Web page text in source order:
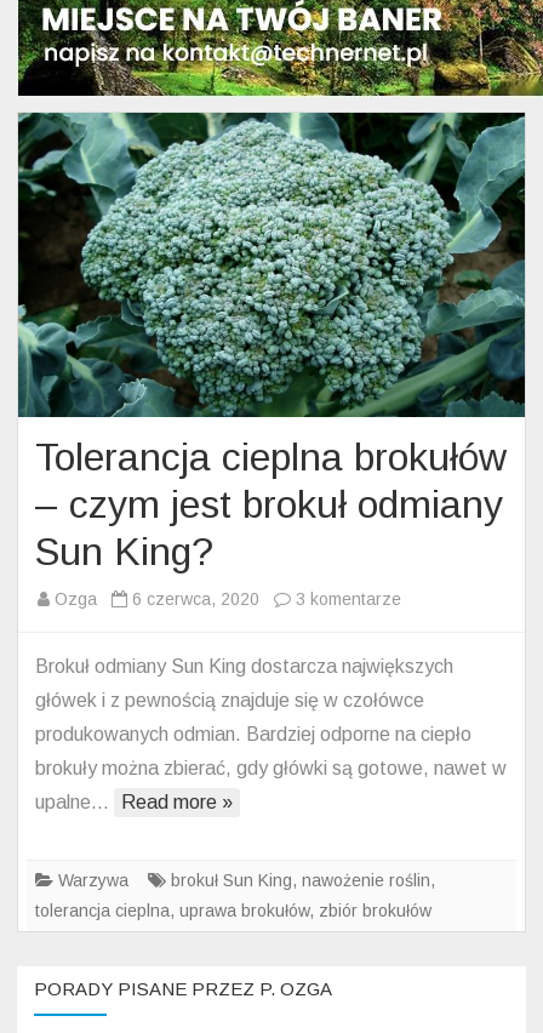
Tolerancja cieplna brokułów
– czym jest brokuł odmiany
Sun King?
Ozga 6 czerwca, 2020 3 komentarze
cieplna
jest
Sun
King?
Brokuł odmiany Sun King dostarcza największych
główek i z pewnością znajduje się w czołówce
produkowanych odmian. Bardziej odporne na ciepło
brokuły można zbierać, gdy główki są gotowe, nawet w
upalne…
Read more »
Warzywa brokuł Sun King, nawożenie roślin,
tolerancja cieplna, uprawa brokułów, zbiór brokułów
PORADY PISANE PRZEZ P. OZGA